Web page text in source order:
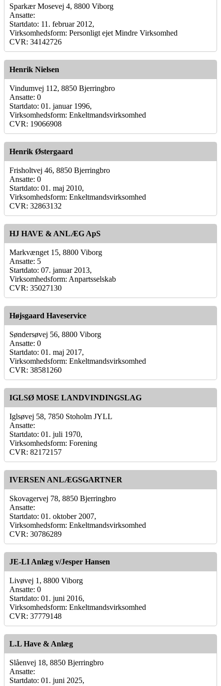
Sparkær Mosevej 4, 8800 Viborg
Ansatte:
Startdato: 11. februar 2012,
Virksomhedsform: Personligt ejet Mindre Virksomhed
CVR: 34142726
Henrik Nielsen
Vindumvej 112, 8850 Bjerringbro
Ansatte: 0
Startdato: 01. januar 1996,
Virksomhedsform: Enkeltmandsvirksomhed
CVR: 19066908
Henrik Østergaard
Frisholtvej 46, 8850 Bjerringbro
Ansatte: 0
Startdato: 01. maj 2010,
Virksomhedsform: Enkeltmandsvirksomhed
CVR: 32863132
HJ HAVE & ANLÆG ApS
Markvænget 15, 8800 Viborg
Ansatte: 5
Startdato: 07. januar 2013,
Virksomhedsform: Anpartsselskab
CVR: 35027130
Højsgaard Haveservice
Søndersøvej 56, 8800 Viborg
Ansatte: 0
Startdato: 01. maj 2017,
Virksomhedsform: Enkeltmandsvirksomhed
CVR: 38581260
IGLSØ MOSE LANDVINDINGSLAG
Iglsøvej 58, 7850 Stoholm JYLL
Ansatte:
Startdato: 01. juli 1970,
Virksomhedsform: Forening
CVR: 82172157
IVERSEN ANLÆGSGARTNER
Skovagervej 78, 8850 Bjerringbro
Ansatte:
Startdato: 01. oktober 2007,
Virksomhedsform: Enkeltmandsvirksomhed
CVR: 30786289
JE-LI Anlæg v/Jesper Hansen
Livøvej 1, 8800 Viborg
Ansatte: 0
Startdato: 01. juni 2016,
Virksomhedsform: Enkeltmandsvirksomhed
CVR: 37779148
L.L Have & Anlæg
Slåenvej 18, 8850 Bjerringbro
Ansatte:
Startdato: 01. juni 2025,